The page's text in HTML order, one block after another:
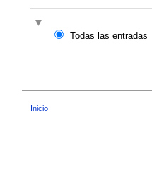
Todas las entradas
Inicio